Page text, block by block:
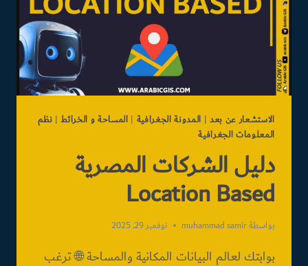
الاستشعار عن بعد| المدونة الجغرافية | المساحة و الخرائط | نظم
المعلومات الجغرافية
دليل الشركات المصرية
Location Based
بواسطةmuhammad samir نوفمبر 29, 2025
بوابتك لعالم البيانات المكانية والمساحة 🌐 ترغب